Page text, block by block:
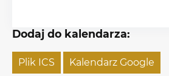
Dodaj do kalendarza:
Plik ICS Kalendarz Google